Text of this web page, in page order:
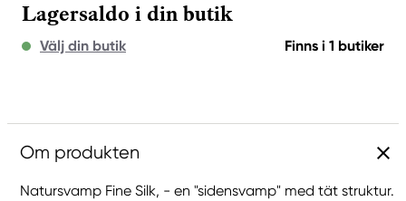
Lagersaldo i din butik
Välj din butik Finns i 1 butiker
Om produkten
Natursvamp Fine Silk, - en "sidensvamp" med tät struktur.